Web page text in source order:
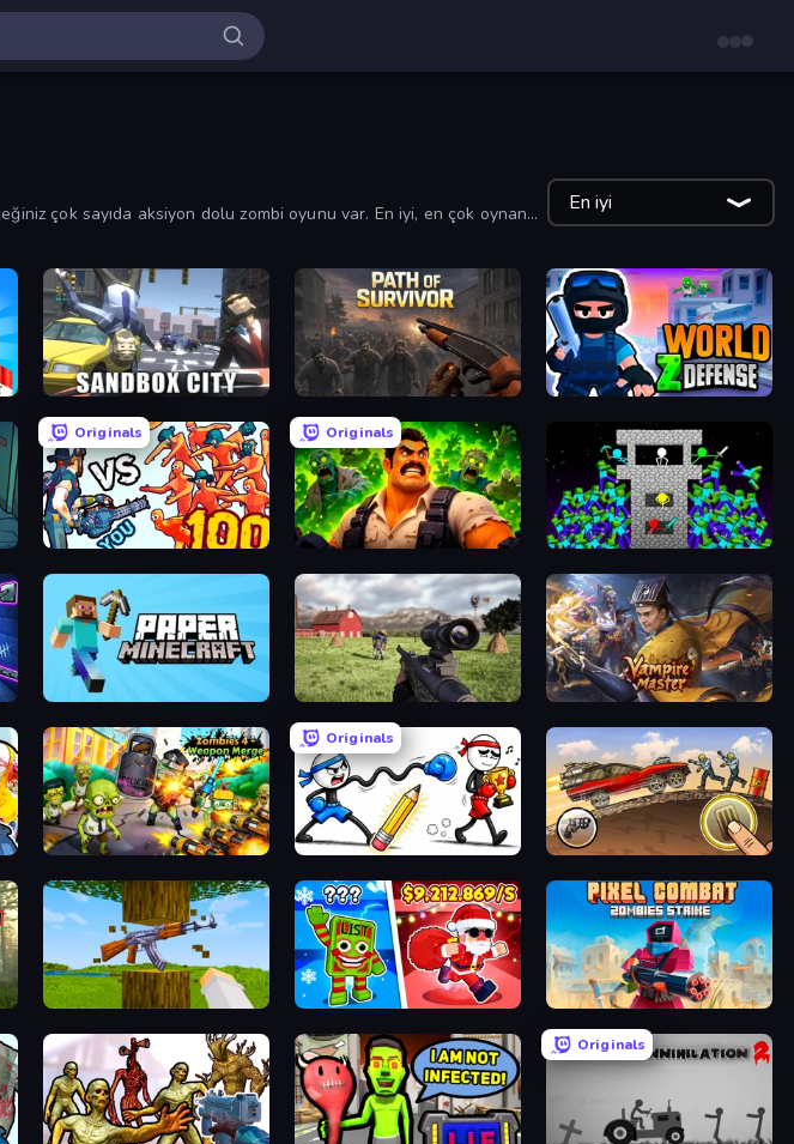
çok sayıda aksiyon dolu zombi oyunu var. En iyi, en çok oynanan
En iyi
Sandbox City Path of Survivor World Z Defense - Zombie Defense
Originals
Horde Killer: You vs 100
Originals
Zombie Lab Escape Stick Epic Fighter
Paper Minecraft Dead Zed Vampire Master
Zombies 4 Weapon Merge
Originals
Doodle Smash Earn to Die: Zombie Ride
Mine Shooter 3D Plants vs Brain Zombies Pixel Combat: Zombies Strike
Originals